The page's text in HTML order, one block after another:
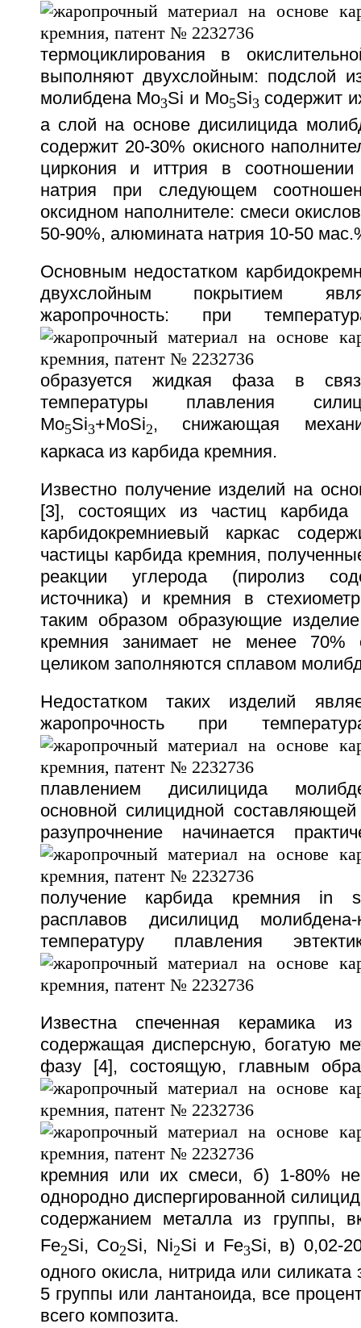
термоциклирования в
выполняют двухслойным: подслой
молибдена Mo3Si и Mo5Si3 содержит
а слой на основе дисилицида
содержит 20-30% окисного
циркония и иттрия в
натрия при следующем
оксидном наполнителе: смеси
50-90%, алюмината натрия 10-50
Основным недостатком
двухслойным покрытием
жаропрочность: при
образуется жидкая фаза в
температуры плавления
Mo5Si3+MoSi2, снижающая
каркаса из карбида кремния.
Известно получение изделий на
[3], состоящих из частиц
карбидокремниевый каркас
частицы карбида кремния,
реакции углерода (пиролиз
источника) и кремния в
таким образом образующие
кремния занимает не менее 70%
целиком заполняются сплавом
Недостатком таких изделий
жаропрочность при
плавлением дисилицида
основной силицидной
разупрочнение начинается
получение карбида кремния in
расплавов дисилицид
температуру плавления
Известна спеченная керамика
содержащая дисперсную, богатую
фазу [4], состоящую, главным
кремния или их смеси, б) 1-80% не
однородно диспергированной
содержанием металла из группы,
Fe2Si, Co2Si, Ni2Si и Fe3Si, в) 0,02-
одного окисла, нитрида или
5 группы или лантаноида, все
всего композита.